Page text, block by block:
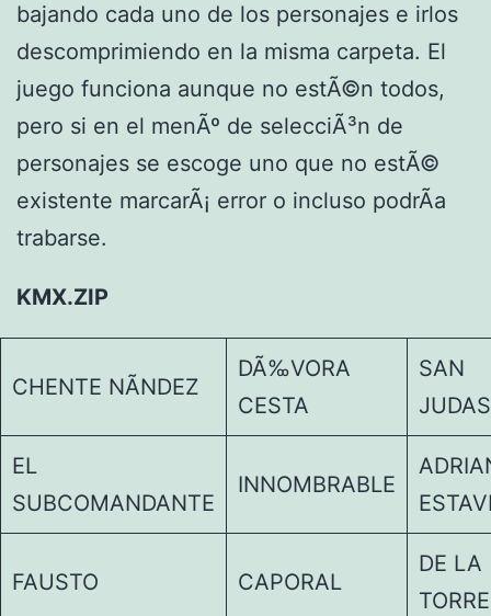
bajando cada uno de los personajes e irlos
descomprimiendo en la misma carpeta. El
juego funciona aunque no estÃ©n todos,
pero si en el menÃº de selecciÃ³n de
personajes se escoge uno que no estÃ©
existente marcarÃ¡ error o incluso podrÃ­a
trabarse.
KMX.ZIP
CHENTE NÃNDEZ
DÃ‰VORA
CESTA
SAN
JUDAS
EL
SUBCOMANDANTE
INNOMBRABLE
FAUSTO CAPORAL
DE LA
TORRE